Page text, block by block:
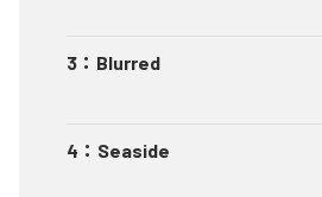
3 ： Blurred
4 ： Seaside